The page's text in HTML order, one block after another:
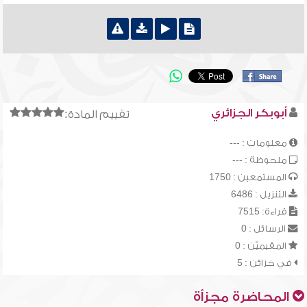
تقييم المادة: أبوبكر الجزائري
معلومات : ---
ملحوظة : ---
المستمعين : 1750
التنزيل : 6486
قراءة: 7515
الرسائل : 0
المقيميّن : 0
في خزائن : 5
المحاضرة مجزأة